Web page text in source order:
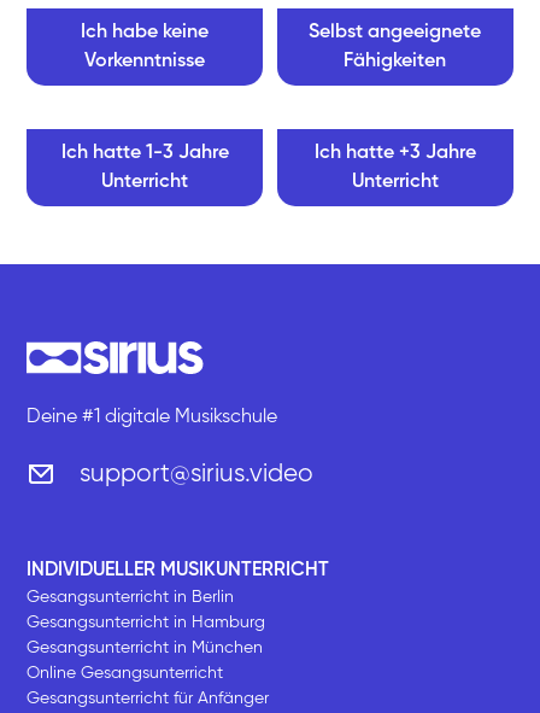
Ich habe keine
Vorkenntnisse
Selbst angeeignete
Fähigkeiten
Ich hatte 1-3 Jahre
Unterricht
Ich hatte +3 Jahre
Unterricht
Deine #1 digitale Musikschule
support@sirius.video
INDIVIDUELLER MUSIKUNTERRICHT
Gesangsunterricht in Berlin
Gesangsunterricht in Hamburg
Gesangsunterricht in München
Online Gesangsunterricht
Gesangsunterricht für Anfänger